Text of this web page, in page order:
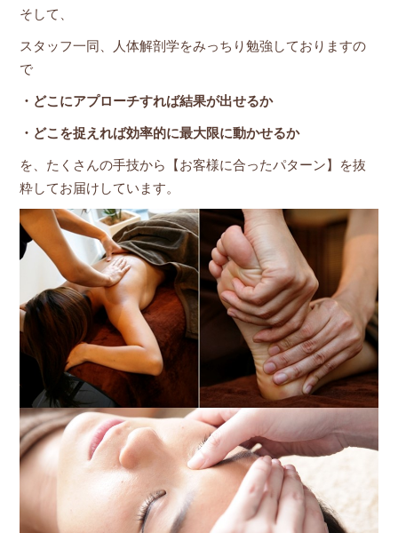
そして、
スタッフ一同、人体解剖学をみっちり勉強しておりますの
で
・どこにアプローチすれば結果が出せるか
・どこを捉えれば効率的に最大限に動かせるか
を、たくさんの手技から【お客様に合ったパターン】を抜
粋してお届けしています。